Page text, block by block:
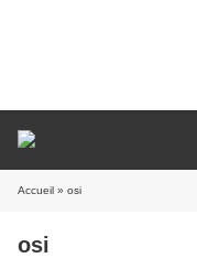
Accueil » osi
osi